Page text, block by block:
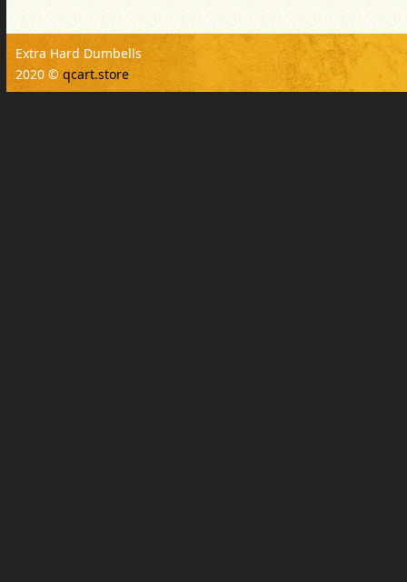
Extra Hard Dumbells
2020 © qcart.store